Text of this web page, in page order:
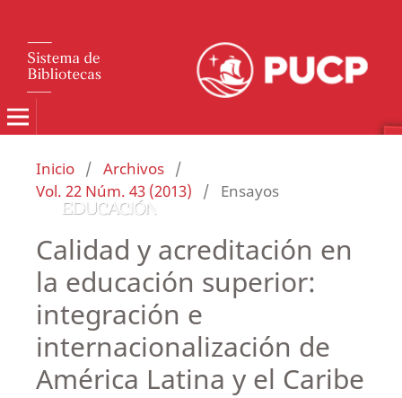
Inicio / Archivos /
Vol. 22 Núm. 43 (2013)
/ Ensayos
Calidad y acreditación en
la educación superior:
integración e
internacionalización de
América Latina y el Caribe